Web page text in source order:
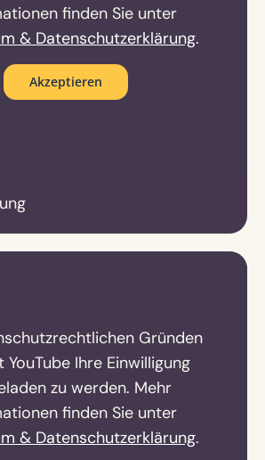
finden Sie unter
& Datenschutzerklärung.
Akzeptieren
Gründen
Ihre Einwilligung
zu werden. Mehr
finden Sie unter
& Datenschutzerklärung.